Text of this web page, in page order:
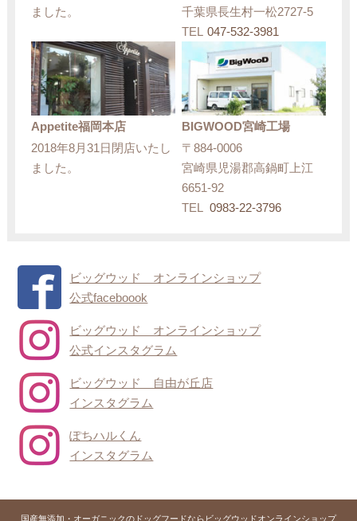
ました。
千葉県長生村一松2727-5
TEL 047-532-3981
Appetite福岡本店
2018年8月31日閉店いたし
ました。
BIGWOOD宮崎工場
〒884-0006
宮崎県児湯郡高鍋町上江
6651-92
TEL
0983-22-3796
ビッグウッド オンラインショップ
公式faceboook
ビッグウッド オンラインショップ
公式インスタグラム
ビッグウッド 自由が丘店
インスタグラム
ぽちハルくん
インスタグラム
国産無添加・オーガニックのドッグフードならビッグウッドオンラインショップ